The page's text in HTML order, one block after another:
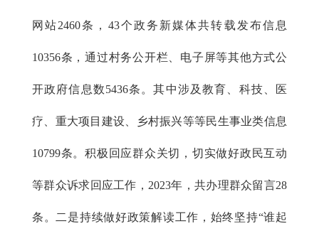
网站2460条，43个政务新媒体共转载发布信息
10356条，通过村务公开栏、电子屏等其他方式公
开政府信息数5436条。其中涉及教育、科技、医
疗、重大项目建设、乡村振兴等等民生事业类信息
10799条。积极回应群众关切，切实做好政民互动
等群众诉求回应工作，2023年，共办理群众留言28
条。二是持续做好政策解读工作，始终坚持“谁起